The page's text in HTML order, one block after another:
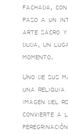
fachada,
paso a un
arte sacro
duda, un
momento.
Uno de sus
una reliquia
imagen del
convierte a